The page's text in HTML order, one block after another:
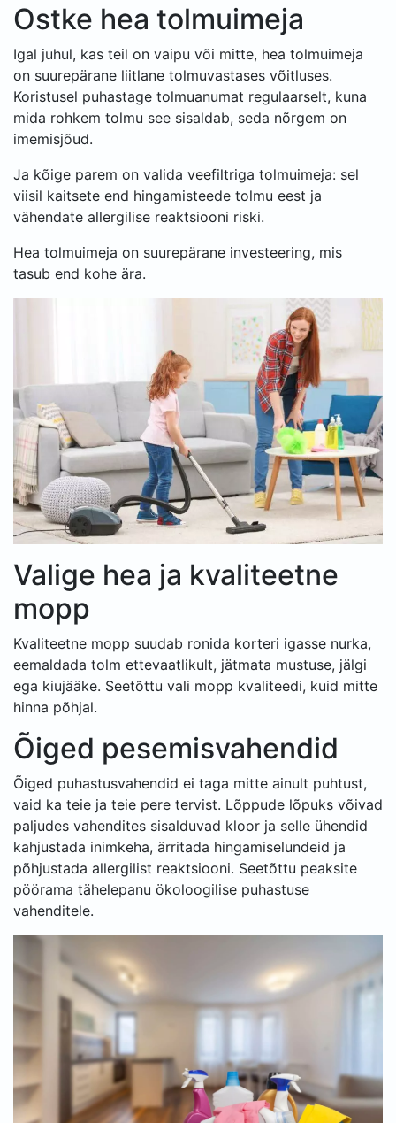
Ostke hea tolmuimeja
Igal juhul, kas teil on vaipu või mitte, hea tolmuimeja
on suurepärane liitlane tolmuvastases võitluses.
Koristusel puhastage tolmuanumat regulaarselt, kuna
mida rohkem tolmu see sisaldab, seda nõrgem on
imemisjõud.
Ja kõige parem on valida veefiltriga tolmuimeja: sel
viisil kaitsete end hingamisteede tolmu eest ja
vähendate allergilise reaktsiooni riski.
Hea tolmuimeja on suurepärane investeering, mis
tasub end kohe ära.
Valige hea ja kvaliteetne
mopp
Kvaliteetne mopp suudab ronida korteri igasse nurka,
eemaldada tolm ettevaatlikult, jätmata mustuse, jälgi
ega kiujääke. Seetõttu vali mopp kvaliteedi, kuid mitte
hinna põhjal.
Õiged pesemisvahendid
Õiged puhastusvahendid ei taga mitte ainult puhtust,
vaid ka teie ja teie pere tervist. Lõppude lõpuks võivad
paljudes vahendites sisalduvad kloor ja selle ühendid
kahjustada inimkeha, ärritada hingamiselundeid ja
põhjustada allergilist reaktsiooni. Seetõttu peaksite
pöörama tähelepanu ökoloogilise puhastuse
vahenditele.